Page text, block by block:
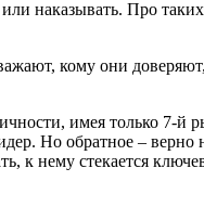
или наказывать. Про таких
кому они
имея только 7-й
Но обратное – верно
к нему стекается